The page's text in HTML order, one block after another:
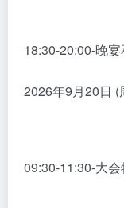
18:30-20:00-晚
2026年9月20日 (
09:30-11:30-大